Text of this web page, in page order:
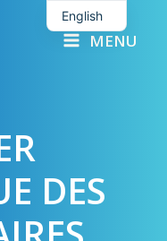
MENU
DES
English
French